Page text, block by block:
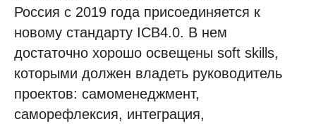
Россия с 2019 года присоединяется к
новому стандарту ICB4.0. В нем
достаточно хорошо освещены soft skills,
которыми должен владеть руководитель
проектов: самоменеджмент,
саморефлексия, интеграция,